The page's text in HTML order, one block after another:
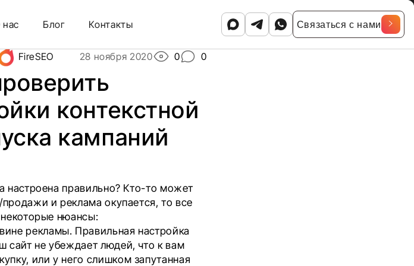
Блог Контакты Связаться с нами
FireSEO 28 ноября 2020 0 0
контекстной
кампаний
настроена правильно? Кто-то может
и реклама окупается, то все
нюансы:
рекламы. Правильная настройка
сайт не убеждает людей, что к вам
или у него слишком запутанная